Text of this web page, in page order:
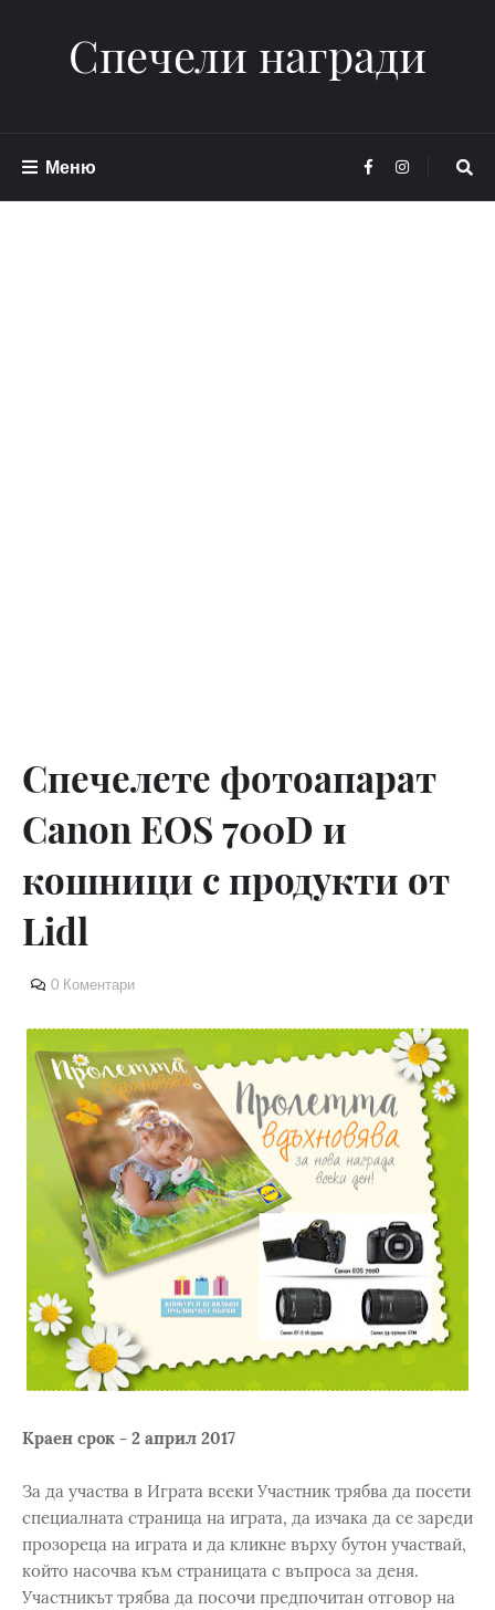
Спечели награди
Меню
Спечелете фотоапарат
Canon EOS 700D и
кошници с продукти от
Lidl
0 Коментари
Краен срок - 2 април 2017
За да участва в Играта всеки Участник трябва да посети
специалната страница на играта, да изчака да се зареди
прозореца на играта и да кликне върху бутон участвай,
който насочва към страницата с въпроса за деня.
Участникът трябва да посочи предпочитан отговор на